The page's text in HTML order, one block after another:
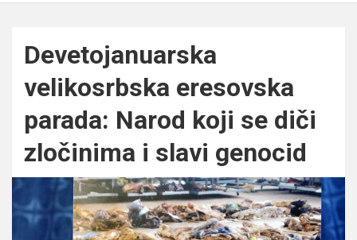
Devetojanuarska
velikosrbska eresovska
parada: Narod koji se diči
zločinima i slavi genocid